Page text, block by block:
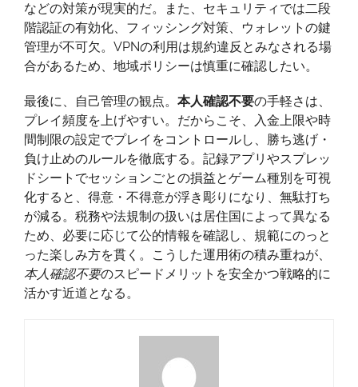
などの対策が現実的だ。また、セキュリティでは二段
階認証の有効化、フィッシング対策、ウォレットの鍵
管理が不可欠。VPNの利用は規約違反とみなされる場
合があるため、地域ポリシーは慎重に確認したい。
最後に、自己管理の観点。 本人確認不要の手軽さは、
プレイ頻度を上げやすい。だからこそ、入金上限や時
間制限の設定でプレイをコントロールし、勝ち逃げ・
負け止めのルールを徹底する。記録アプリやスプレッ
ドシートでセッションごとの損益とゲーム種別を可視
化すると、得意・不得意が浮き彫りになり、無駄打ち
が減る。税務や法規制の扱いは居住国によって異なる
ため、必要に応じて公的情報を確認し、規範にのっと
った楽しみ方を貫く。こうした運用術の積み重ねが、
本人確認不要のスピードメリットを安全かつ戦略的に
活かす近道となる。